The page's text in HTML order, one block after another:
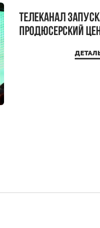
Телеканал
продюсерский